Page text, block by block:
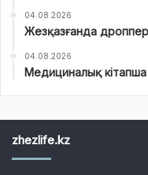
04.08.2026
Жезқазғанда
04.08.2026
Медициналық
zhezlife.kz